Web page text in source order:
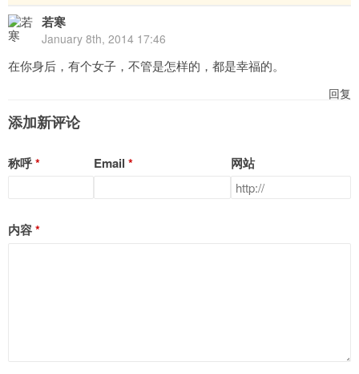
若寒
January 8th, 2014 17:46
在你身后，有个女子，不管是怎样的，都是幸福的。
回复
添加新评论
称呼 Email 网站
内容